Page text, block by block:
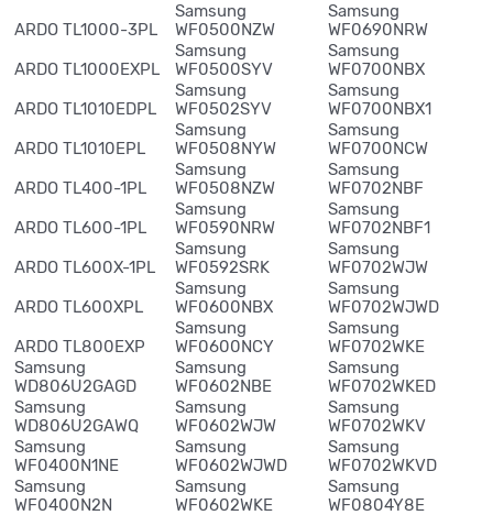
ARDO TL1000-3PL
Samsung
WF0500NZW
Samsung
WF0690NRW
ARDO TL1000EXPL
Samsung
WF0500SYV
Samsung
WF0700NBX
ARDO TL1010EDPL
Samsung
WF0502SYV
Samsung
WF0700NBX1
ARDO TL1010EPL
Samsung
WF0508NYW
Samsung
WF0700NCW
ARDO TL400-1PL
Samsung
WF0508NZW
Samsung
WF0702NBF
ARDO TL600-1PL
Samsung
WF0590NRW
Samsung
WF0702NBF1
ARDO TL600X-1PL
Samsung
WF0592SRK
Samsung
WF0702WJW
ARDO TL600XPL
Samsung
WF0600NBX
Samsung
WF0702WJWD
ARDO TL800EXP
Samsung
WF0600NCY
Samsung
WF0702WKE
Samsung
WD806U2GAGD
Samsung
WF0602NBE
Samsung
WF0702WKED
Samsung
WD806U2GAWQ
Samsung
WF0602WJW
Samsung
WF0702WKV
Samsung
WF0400N1NE
Samsung
WF0602WJWD
Samsung
WF0702WKVD
Samsung
WF0400N2N
Samsung
WF0602WKE
Samsung
WF0804Y8E